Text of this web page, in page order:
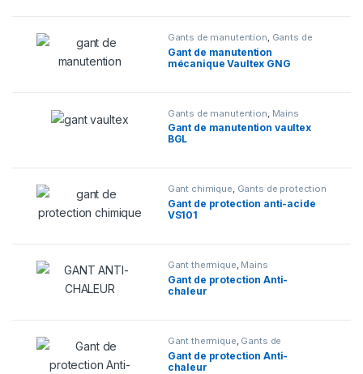
Gants de manutention Gants de
Gant de manutention
mécanique Vaultex GNG
Gants de manutention Mains
Gant de manutention vaultex
BGL
Gant chimique, Gants de protection
Gant de protection anti-acide
VS101
Gant thermique, Mains
Gant de protection Anti-
chaleur
Gant thermique, Gants de
protection Mains
Gant de protection Anti-
chaleur